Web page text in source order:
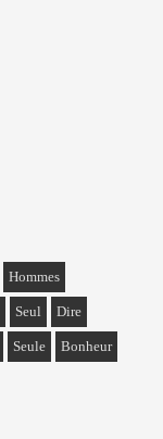
Hommes
Seul Dire
Seule Bonheur